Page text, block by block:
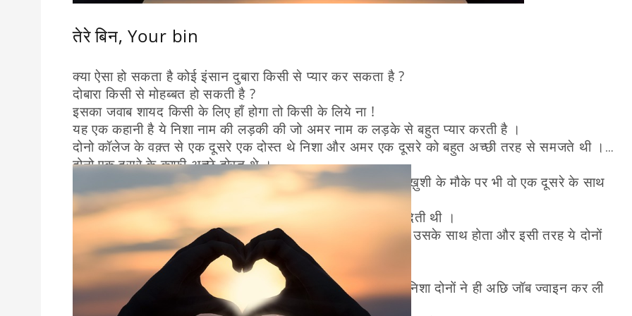
तेरे बिन, Your bin
क्या ऐसा हो सकता है कोई इंसान दुबारा किसी से प्यार कर सकता है ?
दोबारा किसी से मोहब्बत हो सकती है ?
इसका जवाब शायद किसी के लिए हाँ होगा तो किसी के लिये ना !
यह एक कहानी है ये निशा नाम की लड़की की जो अमर नाम क लड़के से बहुत प्यार करती है ।
दोनो कॉलेज के वक़्त से एक दूसरे एक दोस्त थे निशा और अमर एक दूसरे को बहुत अच्छी तरह से समजते थी ।
दोनो एक दूसरे के काफी अच्छे दोस्त थे ।
निशा और अमर हर मुश्किल वक़्त मैं एक दूसरे का साथ देते थी । ओर ख़ुशी के मौके पर भी वो एक दूसरे के साथ
होते थी
जब कभी अमर को कोई मुश्किल होती तो निशा हर हाल मैं उसका साथ देती थी ।
इसी तरह जब कभी निशा को मुश्किल का सामना करता पड़ता तब अमर उसके साथ होता और इसी तरह ये दोनों
एक दूसरे का साथ निभाते गए और दोनों के बीच मैं मोहब्बत हो गायी।
वक्त के साथ साथ दोनों की मोहोब्बत काफी गेहरी होती गायी ।
कुछ समय बाद दोनों की कॉलेज की पढाई ख़तम होगयी और अमर और निशा दोनों ने ही अछि जॉब ज्वाइन कर ली
और इनकी ज़िन्दगी सही से ख़ुशी से गुज़र रही थी ।